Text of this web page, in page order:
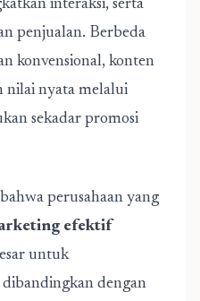
interaksi, serta
penjualan. Berbeda
konvensional, konten
nilai nyata melalui
sekadar promosi
perusahaan yang
efektif
untuk
dengan